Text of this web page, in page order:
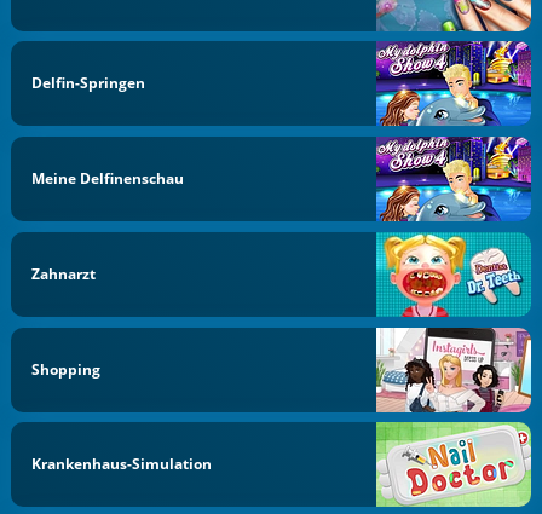
Delfin-Springen
Meine Delfinenschau
Zahnarzt
Shopping
Krankenhaus-Simulation